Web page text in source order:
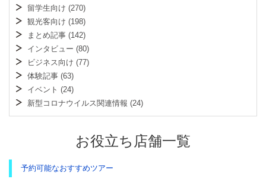
留学生向け (270)
観光客向け (198)
まとめ記事 (142)
インタビュー (80)
ビジネス向け (77)
体験記事 (63)
イベント (24)
新型コロナウイルス関連情報 (24)
お役立ち店舗一覧
予約可能なおすすめツアー